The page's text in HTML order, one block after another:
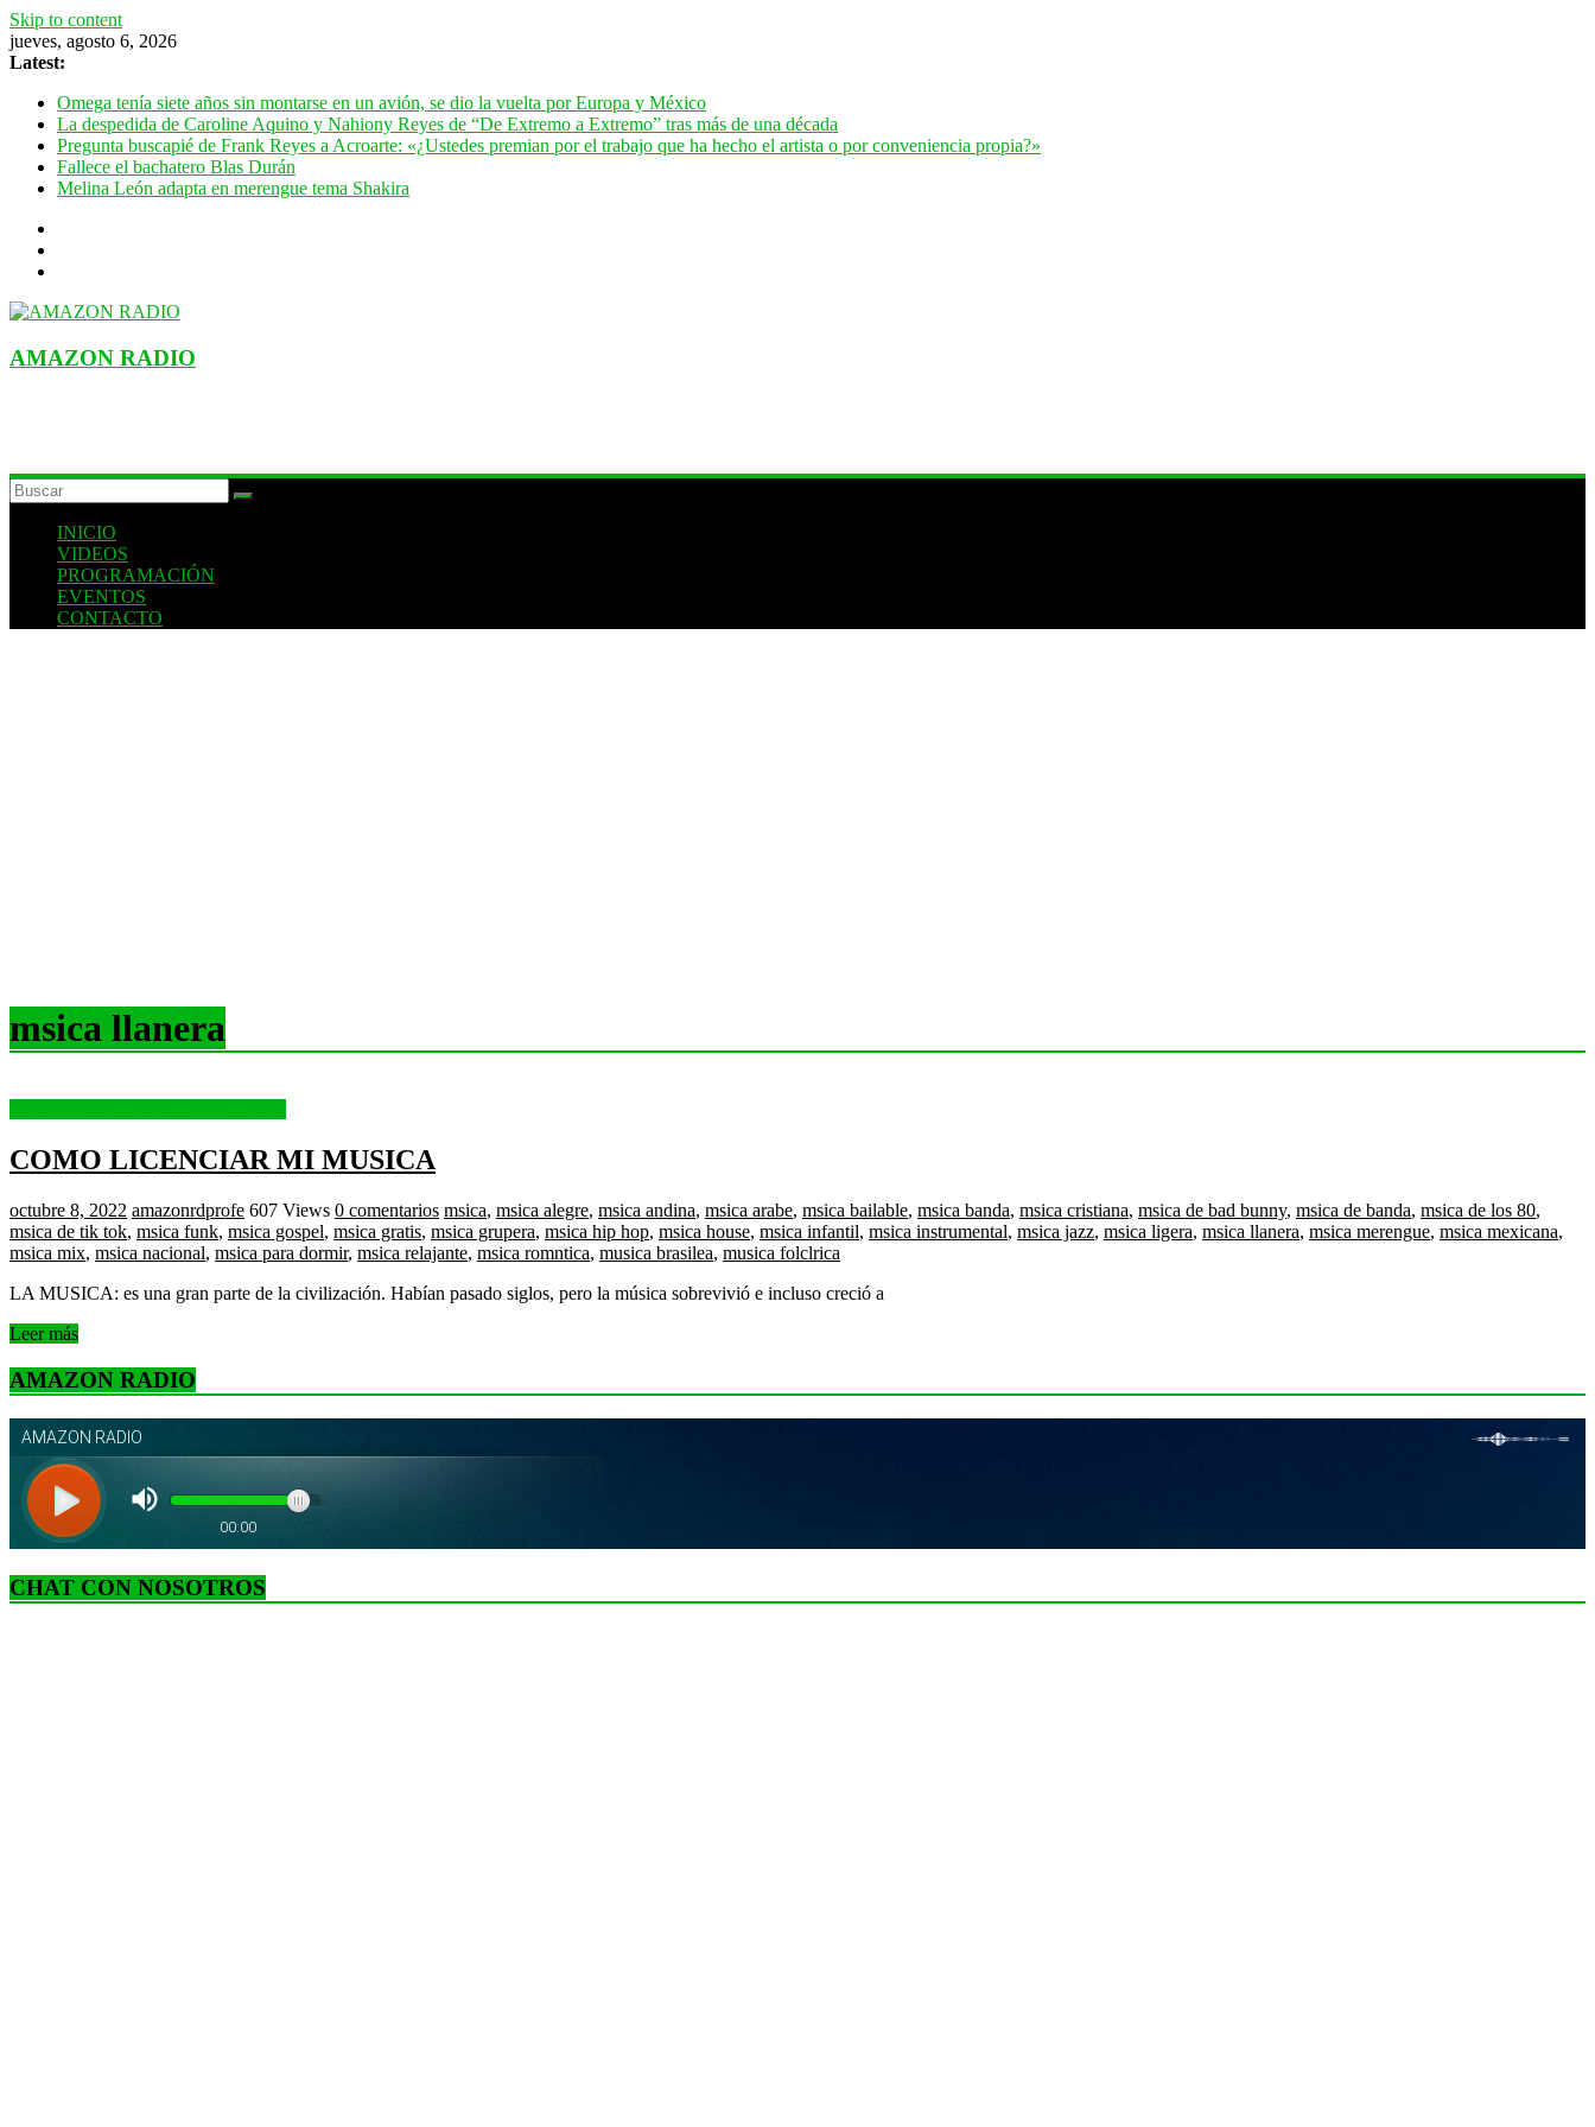
Skip to content
jueves, agosto 6, 2026
Latest:
Omega tenía siete años sin montarse en un avión, se dio la vuelta por Europa y México
La despedida de Caroline Aquino y Nahiony Reyes de “De Extremo a Extremo” tras más de una década
Pregunta buscapié de Frank Reyes a Acroarte: «¿Ustedes premian por el trabajo que ha hecho el artista o por conveniencia propia?»
Fallece el bachatero Blas Durán
Melina León adapta en merengue tema Shakira
AMAZON RADIO
INICIO
VIDEOS
PROGRAMACIÓN
EVENTOS
CONTACTO
msica llanera
COMO LICENCIAR MI MUSICA
octubre 8, 2022 amazonrdprofe 607 Views 0 comentarios msica, msica alegre, msica andina, msica arabe, msica bailable, msica banda, msica cristiana, msica de bad bunny, msica de banda, msica de los 80,
msica de tik tok, msica funk, msica gospel, msica gratis, msica grupera, msica hip hop, msica house, msica infantil, msica instrumental, msica jazz, msica ligera, msica llanera, msica merengue, msica mexicana,
msica mix, msica nacional, msica para dormir, msica relajante, msica romntica, musica brasilea, musica folclrica
LA MUSICA: es una gran parte de la civilización. Habían pasado siglos, pero la música sobrevivió e incluso creció a
Leer más
AMAZON RADIO
CHAT CON NOSOTROS